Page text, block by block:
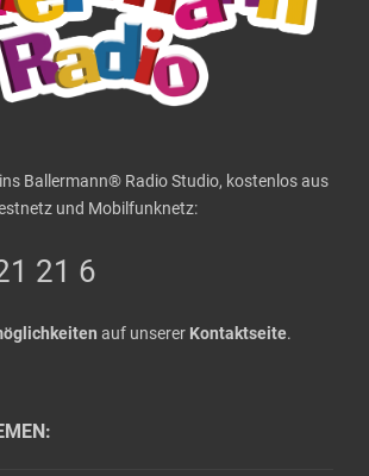
Ballermann® Radio Studio, kostenlos aus
und Mobilfunknetz:
21 6
auf unserer Kontaktseite.